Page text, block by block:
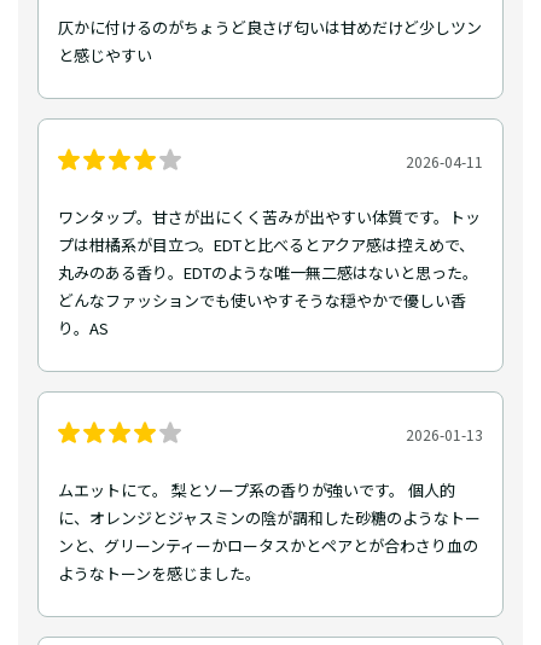
仄かに付けるのがちょうど良さげ匂いは甘めだけど少しツン
と感じやすい
2026-04-11
ワンタップ。甘さが出にくく苦みが出やすい体質です。トッ
プは柑橘系が目立つ。EDTと比べるとアクア感は控えめで、
丸みのある香り。EDTのような唯一無二感はないと思った。
どんなファッションでも使いやすそうな穏やかで優しい香
り。AS
2026-01-13
ムエットにて。 梨とソープ系の香りが強いです。 個人的
に、オレンジとジャスミンの陰が調和した砂糖のようなトー
ンと、グリーンティーかロータスかとペアとが合わさり血の
ようなトーンを感じました。